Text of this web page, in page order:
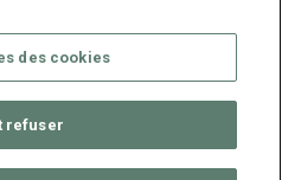
All Rights Reserved.Muffin
des cookies
refuser